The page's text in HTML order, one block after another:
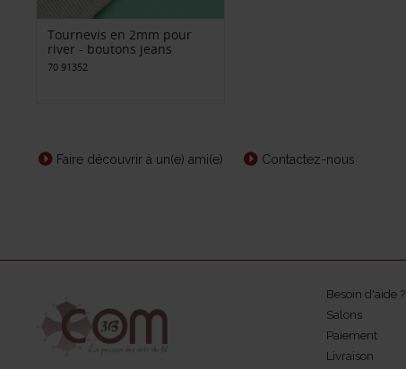
Tournevis en 2mm pour
river - boutons jeans
70 91352
Faire découvrir à un(e) ami(e) Contactez-nous
Besoin d'aide ?
Salons
Paiement
Livraison